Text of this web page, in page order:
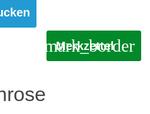
Merkzettel
bookmark_border